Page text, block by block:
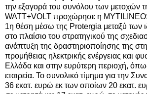
την εξαγορά του συνόλου των μετοχών
WATT+VOLT προχώρησε η
1η θέση μέσω της Protergia μεταξύ των
στο πλαίσιο του στρατηγικού της
ανάπτυξη της δραστηριοποίησης της
προμήθειας ηλεκτρικής ενέργειας και
Ελλάδα και στην ευρύτερη περιοχή,
εταιρεία. Το συνολικό τίμημα για την
36 εκατ. ευρώ εκ των οποίων 20 εκατ.